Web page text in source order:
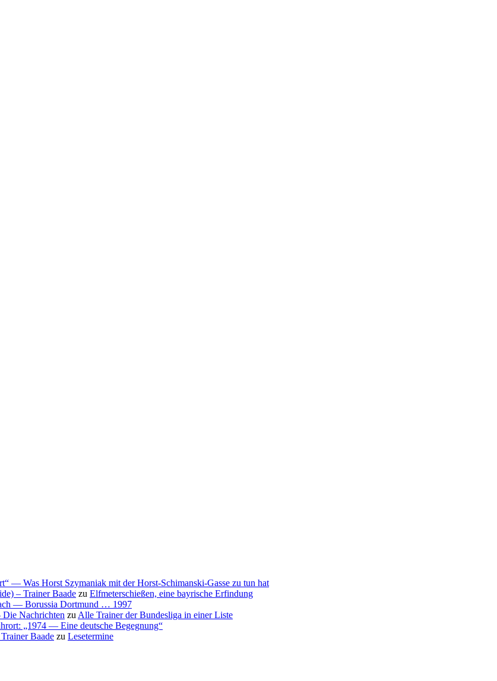
— Was Horst Szymaniak mit der Horst-Schimanski-Gasse zu tun hat
– Trainer Baade zu Elfmeterschießen, eine bayrische Erfindung
— Borussia Dortmund … 1997
Die Nachrichten zuAlle Trainer der Bundesliga in einer Liste
„1974 — Eine deutsche Begegnung“
Baade zu Lesetermine